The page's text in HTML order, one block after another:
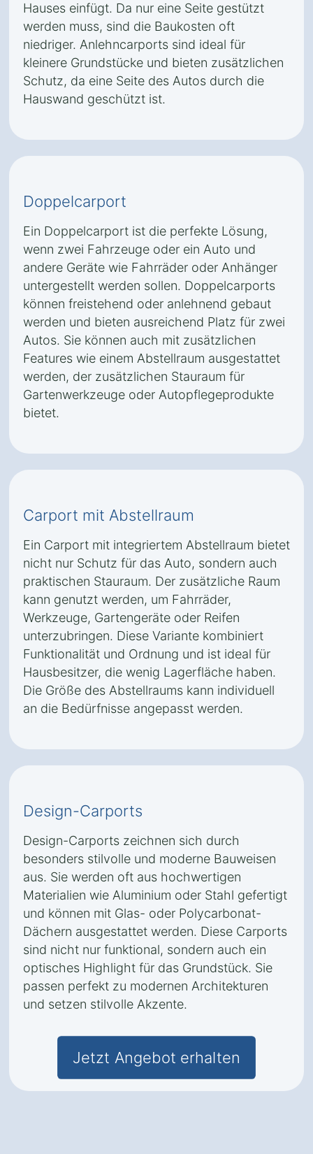
Hauses einfügt. Da nur eine Seite gestützt
werden muss, sind die Baukosten oft
niedriger. Anlehncarports sind ideal für
kleinere Grundstücke und bieten zusätzlichen
Schutz, da eine Seite des Autos durch die
Hauswand geschützt ist.
Doppelcarport
Ein Doppelcarport ist die perfekte Lösung,
wenn zwei Fahrzeuge oder ein Auto und
andere Geräte wie Fahrräder oder Anhänger
untergestellt werden sollen. Doppelcarports
können freistehend oder anlehnend gebaut
werden und bieten ausreichend Platz für zwei
Autos. Sie können auch mit zusätzlichen
Features wie einem Abstellraum ausgestattet
werden, der zusätzlichen Stauraum für
Gartenwerkzeuge oder Autopflegeprodukte
bietet.
Carport mit Abstellraum
Ein Carport mit integriertem Abstellraum bietet
nicht nur Schutz für das Auto, sondern auch
praktischen Stauraum. Der zusätzliche Raum
kann genutzt werden, um Fahrräder,
Werkzeuge, Gartengeräte oder Reifen
unterzubringen. Diese Variante kombiniert
Funktionalität und Ordnung und ist ideal für
Hausbesitzer, die wenig Lagerfläche haben.
Die Größe des Abstellraums kann individuell
an die Bedürfnisse angepasst werden.
Design-Carports
Design-Carports zeichnen sich durch
besonders stilvolle und moderne Bauweisen
aus. Sie werden oft aus hochwertigen
Materialien wie Aluminium oder Stahl gefertigt
und können mit Glas- oder Polycarbonat-
Dächern ausgestattet werden. Diese Carports
sind nicht nur funktional, sondern auch ein
optisches Highlight für das Grundstück. Sie
passen perfekt zu modernen Architekturen
und setzen stilvolle Akzente.
Jetzt Angebot erhalten